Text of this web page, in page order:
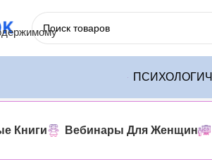
Книги Вебинары Для Женщин